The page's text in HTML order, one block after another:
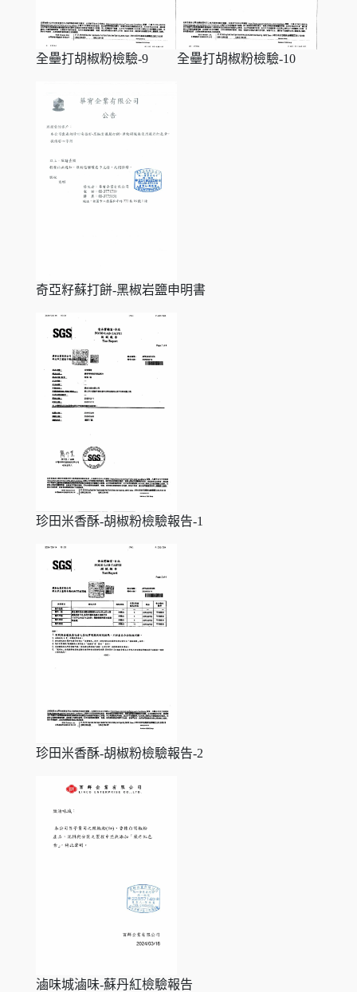
全壘打胡椒粉檢驗-9 全壘打胡椒粉檢驗-10
奇亞籽蘇打餅-黑椒岩鹽申明書
珍田米香酥-胡椒粉檢驗報告-1
珍田米香酥-胡椒粉檢驗報告-2
滷味城滷味-蘇丹紅檢驗報告